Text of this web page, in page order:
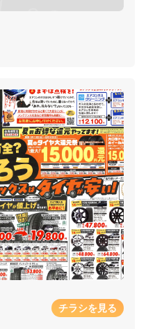
チラシを見る